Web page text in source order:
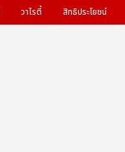
วาไรตี้ สิทธิประโยชน์